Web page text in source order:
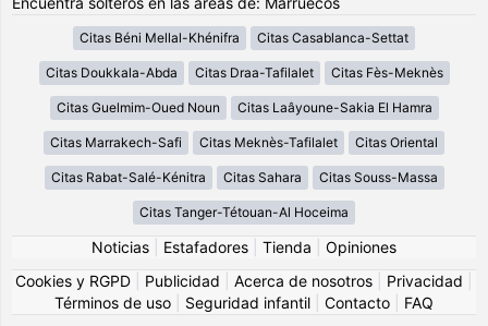
Citas Béni Mellal-Khénifra Citas Casablanca-Settat
Citas Doukkala-Abda Citas Draa-Tafilalet Citas Fès-Meknès
Citas Guelmim-Oued Noun Citas Laâyoune-Sakia El Hamra
Citas Marrakech-Safi Citas Meknès-Tafilalet Citas Oriental
Citas Rabat-Salé-Kénitra Citas Sahara Citas Souss-Massa
Citas Tanger-Tétouan-Al Hoceima
Noticias Estafadores Tienda
Opiniones
Cookies y RGPD
Publicidad Acerca de nosotros Privacidad
Términos de uso
Seguridad infantil Contacto FAQ